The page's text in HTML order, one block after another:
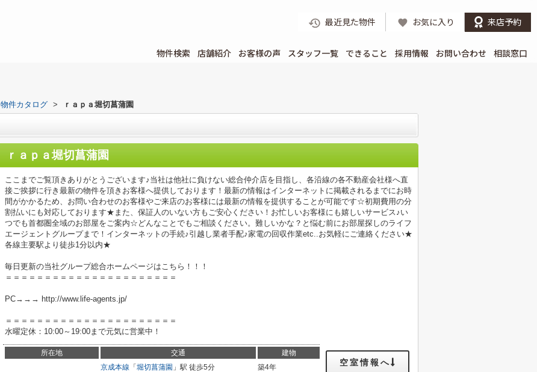
最近見た物件 お気に入り 来店予約
物件検索 店舗紹介 お客様の声 スタッフ一覧 できること 採用情報 お問い合わせ 相談窓口
物件カタログ > ｒａｐａ堀切菖蒲園
ｒａｐａ堀切菖蒲園
ここまでご覧頂きありがとうございます♪当社は他社に負けない総合仲介店を目指し、各沿線の各不動産会社様へ直
接ご挨拶に行き最新の物件を頂きお客様へ提供しております！最新の情報はインターネットに掲載されるまでにお時
間がかかるため、お問い合わせのお客様やご来店のお客様には最新の情報を提供することが可能です☆初期費用の分
割払いにも対応しております★また、保証人のいない方もご安心ください！お忙しいお客様にも嬉しいサービス♪い
つでも首都圏全域のお部屋をご案内☆どんなことでもご相談ください。難しいかな？と悩む前にお部屋探しのライフ
エージェントグループまで！インターネットの手続♪引越し業者手配♪家電の回収作業etc..お気軽にご連絡ください★
各線主要駅より徒歩1分以内★
毎日更新の当社グループ総合ホームページはこちら！！！
＝＝＝＝＝＝＝＝＝＝＝＝＝＝＝＝＝＝＝＝＝＝
PC→→→ http://www.life-agents.jp/
＝＝＝＝＝＝＝＝＝＝＝＝＝＝＝＝＝＝＝＝＝＝
水曜定休：10:00～19:00まで元気に営業中！
所在地 交通 建物
京成本線 「 堀切菖蒲園 」駅 徒歩5分
築4年
空室情報へ